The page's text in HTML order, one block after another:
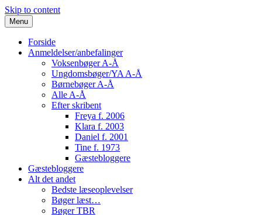
Skip to content
Menu
Forside
Anmeldelser/anbefalinger
Voksenbøger A-Å
Ungdomsbøger/YA A-Å
Børnebøger A-Å
Alle A-Å
Efter skribent
Freya f. 2006
Klara f. 2003
Daniel f. 2001
Tine f. 1973
Gæstebloggere
Gæstebloggere
Alt det andet
Bedste læseoplevelser
Bøger læst…
Bøger TBR